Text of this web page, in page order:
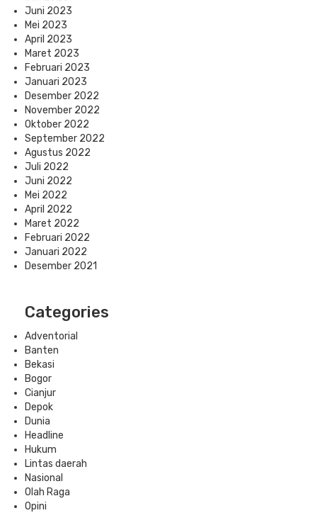
Juni 2023
Mei 2023
April 2023
Maret 2023
Februari 2023
Januari 2023
Desember 2022
November 2022
Oktober 2022
September 2022
Agustus 2022
Juli 2022
Juni 2022
Mei 2022
April 2022
Maret 2022
Februari 2022
Januari 2022
Desember 2021
Categories
Adventorial
Banten
Bekasi
Bogor
Cianjur
Depok
Dunia
Headline
Hukum
Lintas daerah
Nasional
Olah Raga
Opini